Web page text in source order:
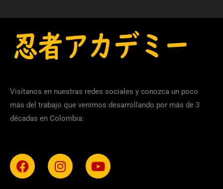
Visítanos en nuestras redes sociales y conozca un poco
más del trabajo que venimos desarrollando por más de 3
décadas en Colombia:
FacebookInstagramYoutube